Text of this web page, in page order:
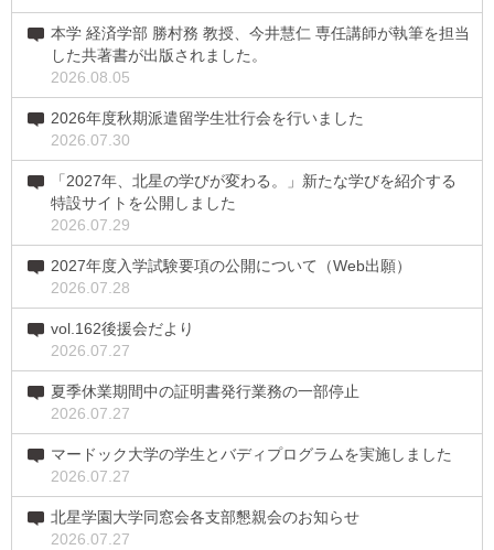
本学 経済学部 勝村務 教授、今井慧仁 専任講師が執筆を担当
した共著書が出版されました。
2026.08.05
2026年度秋期派遣留学生壮行会を行いました
2026.07.30
「2027年、北星の学びが変わる。」新たな学びを紹介する
特設サイトを公開しました
2026.07.29
2027年度入学試験要項の公開について（Web出願）
2026.07.28
vol.162後援会だより
2026.07.27
夏季休業期間中の証明書発行業務の一部停止
2026.07.27
マードック大学の学生とバディプログラムを実施しました
2026.07.27
北星学園大学同窓会各支部懇親会のお知らせ
2026.07.27